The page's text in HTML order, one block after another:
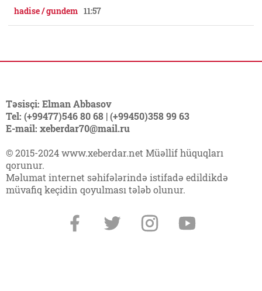
hadise / gundem 11:57
Təsisçi: Elman Abbasov
Tel: (+99477)546 80 68 | (+99450)358 99 63
E-mail: xeberdar70@mail.ru
© 2015-2024 www.xeberdar.net Müəllif hüquqları
qorunur.
Məlumat internet səhifələrində istifadə edildikdə
müvafiq keçidin qoyulması tələb olunur.